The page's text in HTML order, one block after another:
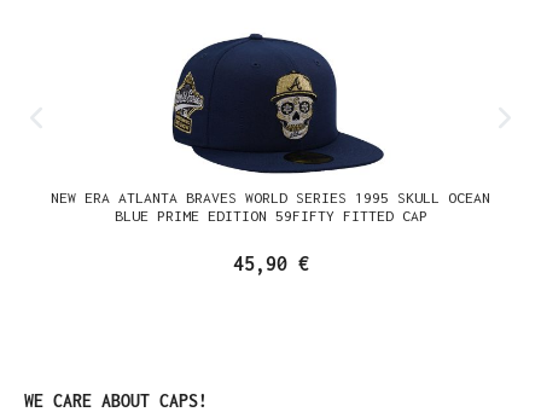
NEW ERA ATLANTA BRAVES WORLD SERIES 1995 SKULL OCEAN
BLUE PRIME EDITION 59FIFTY FITTED CAP
45,90 €
Produktgalerie überspringen
WE CARE ABOUT CAPS!